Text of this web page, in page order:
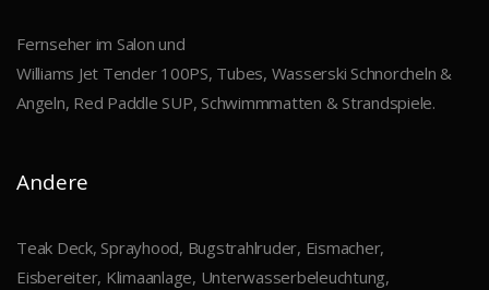
Fernseher im Salon und
Williams Jet Tender 100PS, Tubes, Wasserski Schnorcheln &
Angeln, Red Paddle SUP, Schwimmmatten & Strandspiele.
Andere
Teak Deck, Sprayhood, Bugstrahlruder, Eismacher,
Eisbereiter, Klimaanlage, Unterwasserbeleuchtung,